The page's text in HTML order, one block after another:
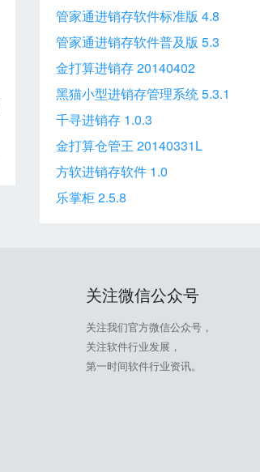
管家通进销存软件标准版 4.8
管家通进销存软件普及版 5.3
金打算进销存 20140402
黑猫小型进销存管理系统 5.3.1
千寻进销存 1.0.3
金打算仓管王 20140331L
方软进销存软件 1.0
乐掌柜 2.5.8
关注微信公众号
关注我们官方微信公众号，
关注软件行业发展，
第一时间软件行业资讯。